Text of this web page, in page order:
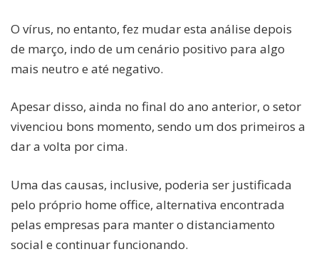
O vírus, no entanto, fez mudar esta análise depois
de março, indo de um cenário positivo para algo
mais neutro e até negativo.
Apesar disso, ainda no final do ano anterior, o setor
vivenciou bons momento, sendo um dos primeiros a
dar a volta por cima.
Uma das causas, inclusive, poderia ser justificada
pelo próprio home office, alternativa encontrada
pelas empresas para manter o distanciamento
social e continuar funcionando.